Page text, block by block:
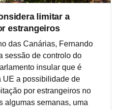
limitar a
estrangeiros
das Canárias, Fernando
sessão de controlo do
insular que é
UE a possibilidade de
por estrangeiros no
algumas semanas, uma